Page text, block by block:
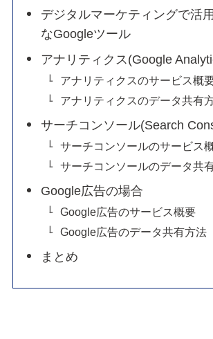
デジタルマーケティングで活
なGoogleツール
アナリティクス(Google
アナリティクスのサービス概
アナリティクスのデータ共有
サーチコンソール(Search
サーチコンソールのサービス
サーチコンソールのデータ共
Google広告の場合
Google広告のサービス概要
Google広告のデータ共有方法
まとめ